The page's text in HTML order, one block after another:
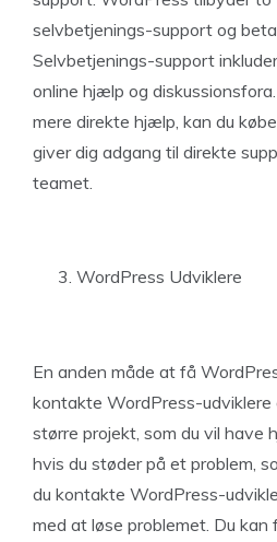
selvbetjenings-support og
Selvbetjenings-support
online hjælp og
mere direkte hjælp, kan du
giver dig adgang til direkte
teamet.
WordPress Udviklere
En anden måde at få
kontakte WordPress-udviklere
større projekt, som du vil have
hvis du støder på et problem,
du kontakte WordPress-
med at løse problemet. Du